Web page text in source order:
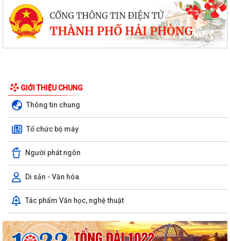
GIỚI THIỆU CHUNG
Thông tin chung
Tổ chức bộ máy
Người phát ngôn
Di sản - Văn hóa
Tác phẩm Văn học, nghệ thuật